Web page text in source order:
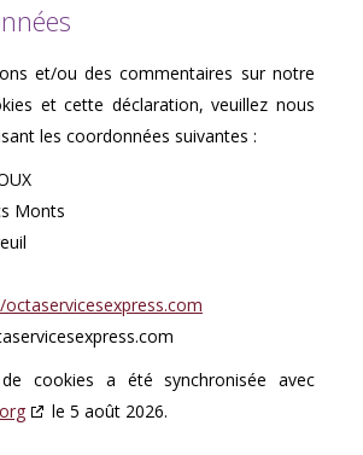
et/ou des commentaires sur notre
et cette déclaration, veuillez nous
les coordonnées suivantes :
Monts
cookies a été synchronisée avec
le 5 août 2026.